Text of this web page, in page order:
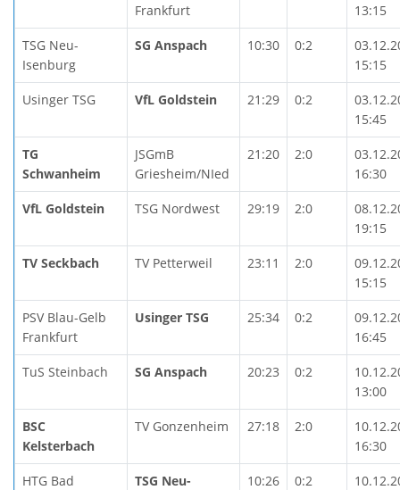
Frankfurt
13:15
TSG Neu-
Isenburg
SG Anspach 10:30 0:2
15:15
Usinger TSG VfL Goldstein 21:29 0:2
15:45
TG
Schwanheim
JSGmB
Griesheim/NIed
21:20 2:0
16:30
VfL Goldstein TSG Nordwest 29:19 2:0
19:15
TV Seckbach TV Petterweil 23:11 2:0
15:15
PSV Blau-Gelb
Frankfurt
Usinger TSG 25:34 0:2
16:45
TuS Steinbach SG Anspach 20:23 0:2
13:00
BSC
Kelsterbach
TV Gonzenheim 27:18 2:0
16:30
HTG Bad
TSG Neu-
10:26 0:2